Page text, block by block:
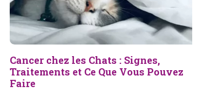
Cancer chez les Chats : Signes,
Traitements et Ce Que Vous Pouvez
Faire